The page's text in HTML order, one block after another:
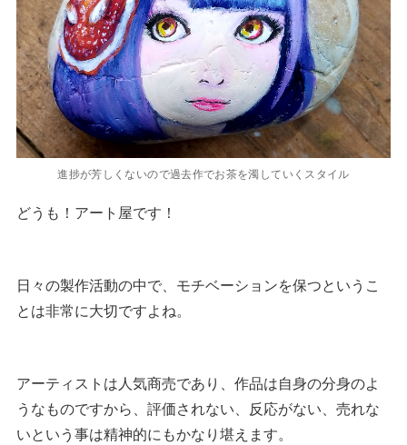
進捗が芳しくないので過去作でお茶を濁していくスタイル
どうも！アート屋です！
日々の製作活動の中で、モチベーションを保つというこ
とは非常に大切ですよね。
アーティストは人気商売であり、作品は自身の分身のよ
うなものですから、評価されない、反応がない、売れな
いという事は精神的にもかなり堪えます。